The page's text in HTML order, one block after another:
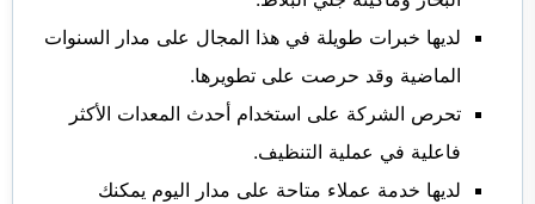
لديها خبرات طويلة في هذا المجال على مدار السنوات
الماضية وقد حرصت على تطويرها.
تحرص الشركة على استخدام أحدث المعدات الأكثر
فاعلية في عملية التنظيف.
لديها خدمة عملاء متاحة على مدار اليوم يمكنك